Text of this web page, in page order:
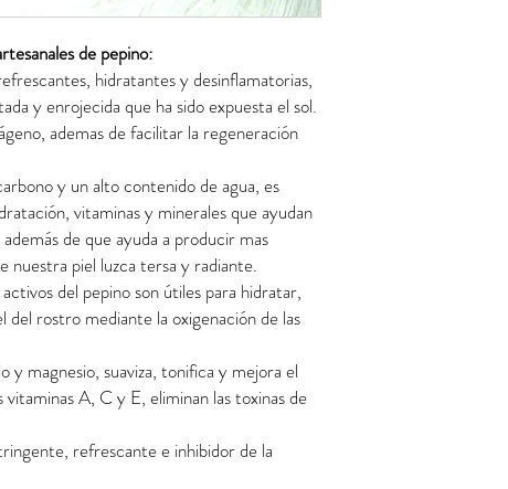
de pepino:
hidratantes y desinflamatorias,
y enrojecida que ha sido expuesta el sol.
ademas de facilitar la regeneración
y un alto contenido de agua, es
vitaminas y minerales que ayudan
de que ayuda a producir mas
nuestra piel luzca tersa y radiante.
del pepino son útiles para hidratar,
rostro mediante la oxigenación de las
y magnesio, suaviza, tonifica y mejora el
vitaminas A, C y E, eliminan las toxinas de
refrescante e inhibidor de la